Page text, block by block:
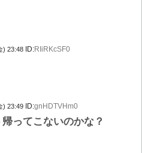
) 23:48 ID:RIiRKcSF0
) 23:49 ID:gnHDTVHm0
ってこないのかな？